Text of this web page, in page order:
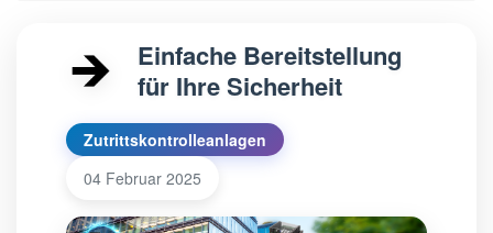
Einfache Bereitstellung
für Ihre Sicherheit
Zutrittskontrolleanlagen
04 Februar 2025